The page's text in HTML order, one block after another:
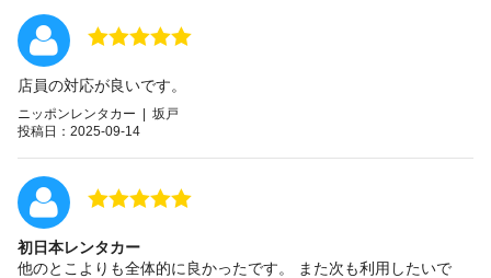
店員の対応が良いです。
ニッポンレンタカー | 坂戸
投稿日：2025-09-14
初日本レンタカー
他のとこよりも全体的に良かったです。 また次も利用したいで